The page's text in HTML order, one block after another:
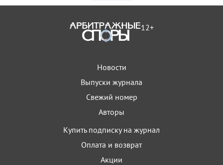
12+
Новости
Выпуски журнала
Свежий номер
Авторы
Купить подписку на журнал
Оплата и возврат
Акции